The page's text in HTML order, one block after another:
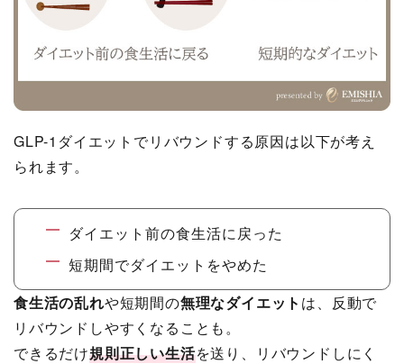
GLP-1ダイエットでリバウンドする原因は以下が考え
られます。
ダイエット前の食生活に戻った
短期間でダイエットをやめた
食生活の乱れや短期間の無理なダイエット は、反動で
リバウンドしやすくなることも。
できるだけ規則正しい生活を送り、リバウンドしにく